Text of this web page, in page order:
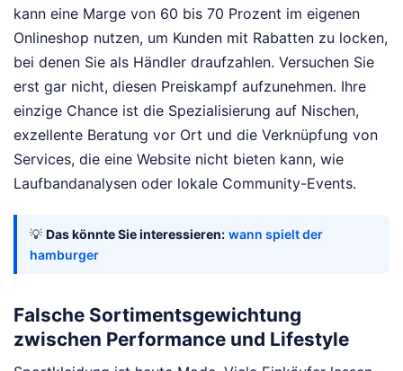
kann eine Marge von 60 bis 70 Prozent im eigenen
Onlineshop nutzen, um Kunden mit Rabatten zu locken,
bei denen Sie als Händler draufzahlen. Versuchen Sie
erst gar nicht, diesen Preiskampf aufzunehmen. Ihre
einzige Chance ist die Spezialisierung auf Nischen,
exzellente Beratung vor Ort und die Verknüpfung von
Services, die eine Website nicht bieten kann, wie
Laufbandanalysen oder lokale Community-Events.
💡 Das könnte Sie interessieren: wann spielt der
hamburger
Falsche Sortimentsgewichtung
zwischen Performance und Lifestyle